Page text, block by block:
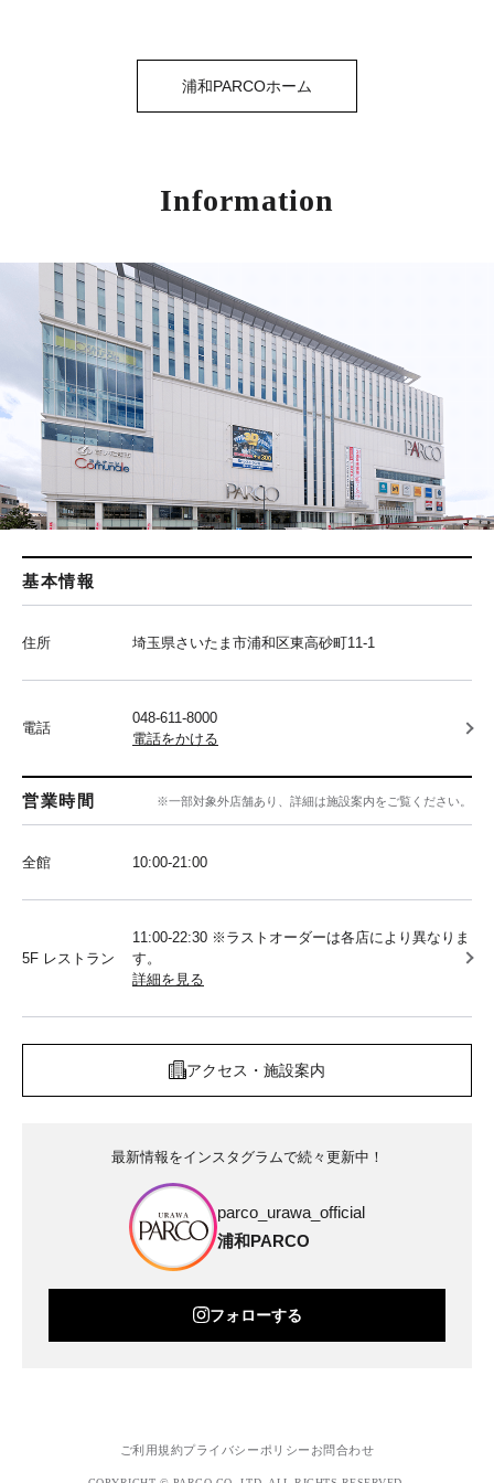
浦和PARCOホーム
Information
基本情報
住所 埼玉県さいたま市浦和区東高砂町11-1
電話
048-611-8000
電話をかける
営業時間 ※一部対象外店舗あり、詳細は施設案内をご覧ください。
全館 10:00‐21:00
5F レストラン
11:00-22:30 ※ラストオーダーは各店により異なりま
す。
詳細を見る
アクセス・施設案内
最新情報をインスタグラムで続々更新中！
parco_urawa_official
浦和PARCO
フォローする
ご利用規約プライバシーポリシー お問合わせ